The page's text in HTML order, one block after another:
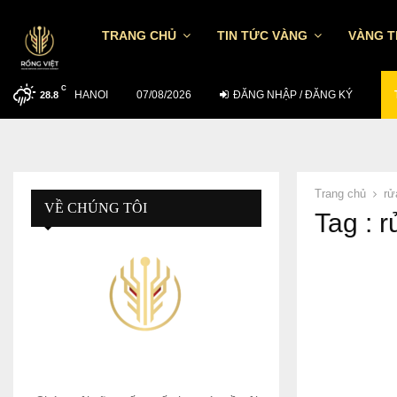
TRANG CHỦ TIN TỨC VÀNG VÀNG
28.8
C
HANOI 07/08/2026 ĐĂNG NHẬP / ĐĂNG KÝ
CẬP NHẬT GIÁ VÀNG SÁNG 6/8: THẾ…
Trang chủ
Tag :
VỀ CHÚNG TÔI